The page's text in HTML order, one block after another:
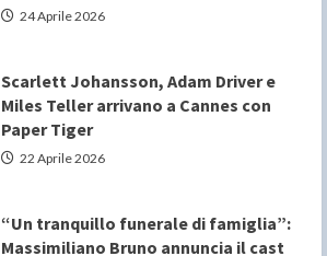
24 Aprile 2026
Scarlett Johansson, Adam Driver e
Miles Teller arrivano a Cannes con
Paper Tiger
22 Aprile 2026
“Un tranquillo funerale di famiglia”:
Massimiliano Bruno annuncia il cast